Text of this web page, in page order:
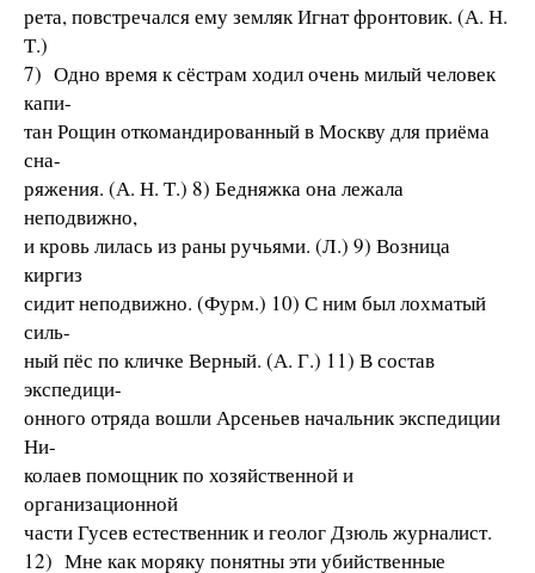
рета, повстречался ему земляк Игнат фронтовик. (А. Н.
Т.)
7) Одно время к сёстрам ходил очень милый человек
капи-
тан Рощин откомандированный в Москву для приёма
сна-
ряжения. (А. Н. Т.) 8) Бедняжка она лежала
неподвижно,
и кровь лилась из раны ручьями. (Л.) 9) Возница
киргиз
сидит неподвижно. (Фурм.) 10) С ним был лохматый
силь-
ный пёс по кличке Верный. (А. Г.) 11) В состав
экспедици-
онного отряда вошли Арсеньев начальник экспедиции
Ни-
колаев помощник по хозяйственной и
организационной
части Гусев естественник и геолог Дзюль журналист.
12) Мне как моряку понятны эти убийственные